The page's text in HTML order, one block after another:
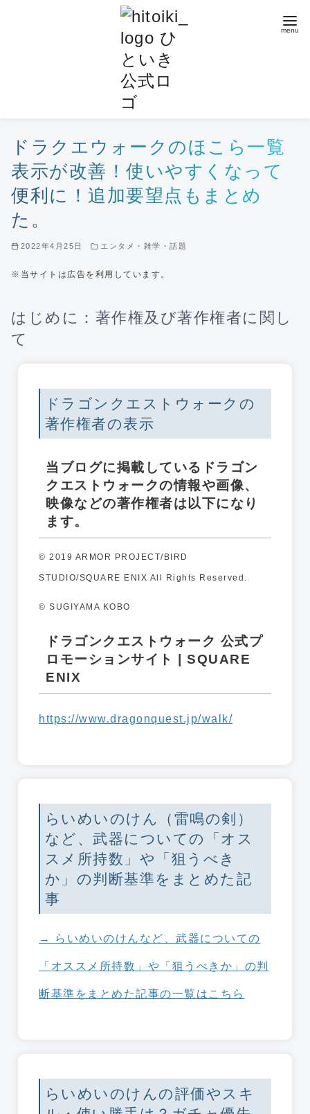
ドラクエウォークのほこら一覧
表示が改善！使いやすくなって
便利に！追加要望点もまとめ
た。
2022年4月25日 エンタメ・雑学・話題
※当サイトは広告を利用しています。
はじめに：著作権及び著作権者に関し
て
ドラゴンクエストウォークの
著作権者の表示
当ブログに掲載しているドラゴン
クエストウォークの情報や画像、
映像などの著作権者は以下になり
ます。
© 2019 ARMOR PROJECT/BIRD
STUDIO/SQUARE ENIX All Rights Reserved.
© SUGIYAMA KOBO
ドラゴンクエストウォーク 公式プ
ロモーションサイト | SQUARE
ENIX
https://www.dragonquest.jp/walk/
らいめいのけん（雷鳴の剣）
など、武器についての「オス
スメ所持数」や「狙うべき
か」の判断基準をまとめた記
事
→ らいめいのけんなど、武器についての
「オススメ所持数」や「狙うべきか」の判
断基準をまとめた記事の一覧はこちら
らいめいのけんの評価やスキ